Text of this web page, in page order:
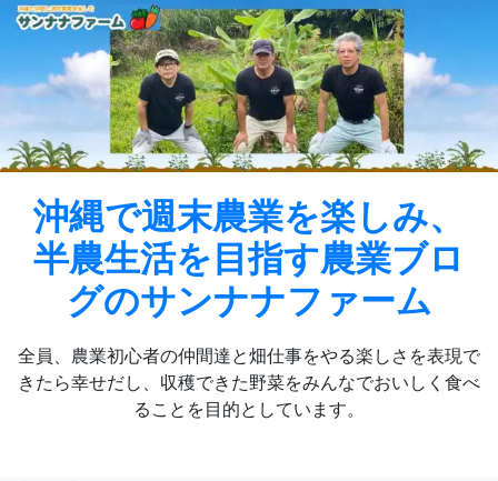
Skip
沖縄で週末農業を楽しみ、
半農生活を目指す農業ブロ
グのサンナナファーム
全員、農業初心者の仲間達と畑仕事をやる楽しさを表現で
きたら幸せだし、収穫できた野菜をみんなでおいしく食べ
ることを目的としています。